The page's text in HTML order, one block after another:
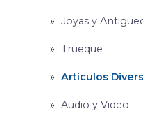
Joyas y
Trueque
Artículos
Audio y Video